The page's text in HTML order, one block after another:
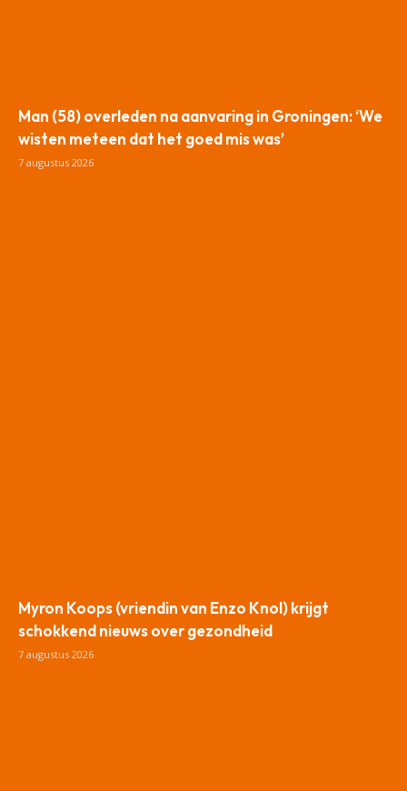
Man (58) overleden na aanvaring in Groningen: ‘We
wisten meteen dat het goed mis was’
7 augustus 2026
Myron Koops (vriendin van Enzo Knol) krijgt
schokkend nieuws over gezondheid
7 augustus 2026